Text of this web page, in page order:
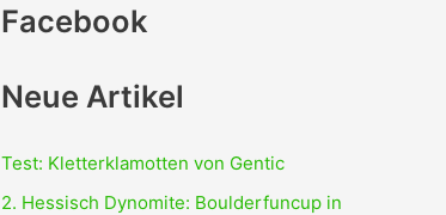
Facebook
Neue Artikel
Test: Kletterklamotten von Gentic
2. Hessisch Dynomite: Boulderfuncup in